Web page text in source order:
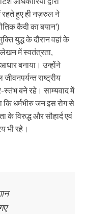
हुए ही नज़रुल ने
कैदी का बयान’)
युद्ध के दौरान वहां के
में स्वतंत्रता,
बनाया। उन्होंने
राष्ट्रीय
बने रहे। साम्यवाद में
धर्मभीरु जन इस रोग से
के विरुद्ध और सौहार्द एवं
भी रहे।